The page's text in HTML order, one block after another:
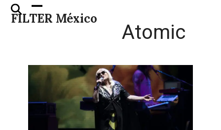
Skip
FILTER México
Open
mobile
Close
mobile
Atomic